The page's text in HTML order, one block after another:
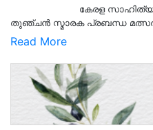
കേരള സാഹിത്യ
തുഞ്ചൻ സ്മാരക പ്രബന്ധ
Read More